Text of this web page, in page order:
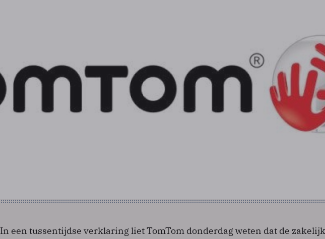
In een tussentijdse verklaring liet TomTom donderdag weten dat de